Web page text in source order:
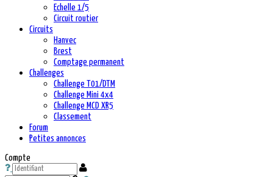
Echelle 1/5
Circuit routier
Circuits
Hanvec
Brest
Comptage permanent
Challenges
Challenge T01/DTM
Challenge Mini 4x4
Challenge MCD XR5
Classement
Forum
Petites annonces
Compte